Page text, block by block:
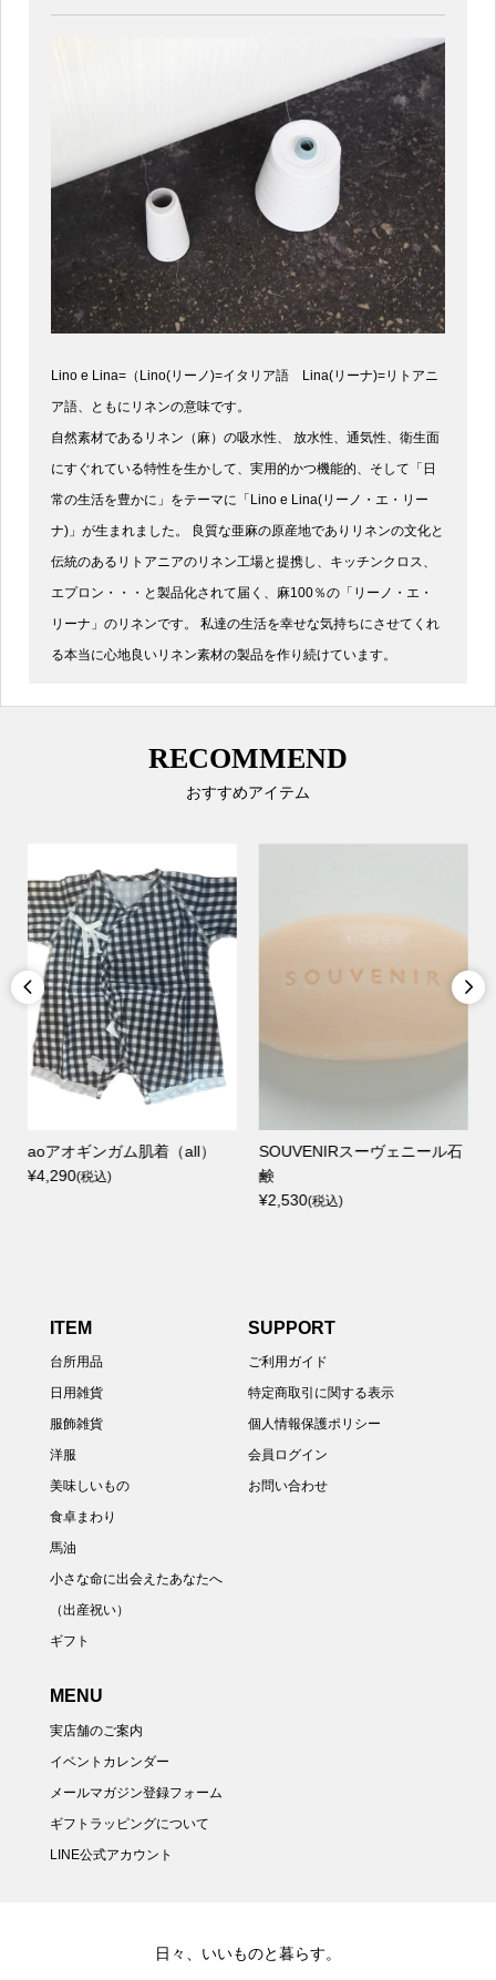
Lino e Lina=（Lino(リーノ)=イタリア語 Lina(リーナ)=リトアニ
ア語、ともにリネンの意味です。
自然素材であるリネン（麻）の吸水性、 放水性、通気性、衛生面
にすぐれている特性を生かして、実用的かつ機能的、そして「日
常の生活を豊かに」をテーマに「Lino e Lina(リーノ・エ・リー
ナ)」が生まれました。 良質な亜麻の原産地でありリネンの文化と
伝統のあるリトアニアのリネン工場と提携し、キッチンクロス、
エプロン・・・と製品化されて届く、麻100％の「リーノ・エ・
リーナ」のリネンです。 私達の生活を幸せな気持ちにさせてくれ
る本当に心地良いリネン素材の製品を作り続けています。
RECOMMEND
おすすめアイテム

アオギンガム肌着（all）
(税込)
SOUVENIRスーヴェニール石
¥2,530(税込)

ITEM
台所用品
日用雑貨
服飾雑貨
洋服
美味しいもの
食卓まわり
馬油
小さな命に出会えたあなたへ
（出産祝い）
ギフト
SUPPORT
ご利用ガイド
特定商取引に関する表示
個人情報保護ポリシー
会員ログイン
お問い合わせ
MENU
実店舗のご案内
イベントカレンダー
メールマガジン登録フォーム
ギフトラッピングについて
LINE公式アカウント
日々、いいものと暮らす。